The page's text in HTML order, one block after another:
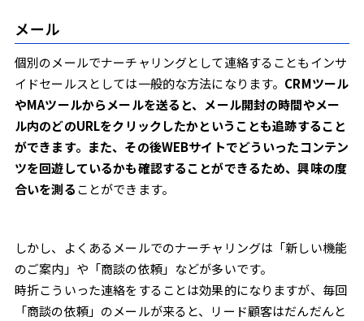
メール
個別のメールでナーチャリングとして連絡することもインサ
イドセールスとしては一般的な方法になります。 CRMツール
やMAツールからメールを送ると、メール開封の時間やメー
ル内のどのURLをクリックしたかということも追跡すること
ができます。また、その後WEBサイトでどういったコンテン
ツを回遊しているかも確認することができるため、興味の度
合いを測ることができます。
しかし、よくあるメールでのナーチャリングは「新しい機能
のご案内」や「商談の依頼」などが多いです。
時折こういった連絡をすることは効果的になりますが、毎回
「商談の依頼」のメールが来ると、リード顧客はだんだんと